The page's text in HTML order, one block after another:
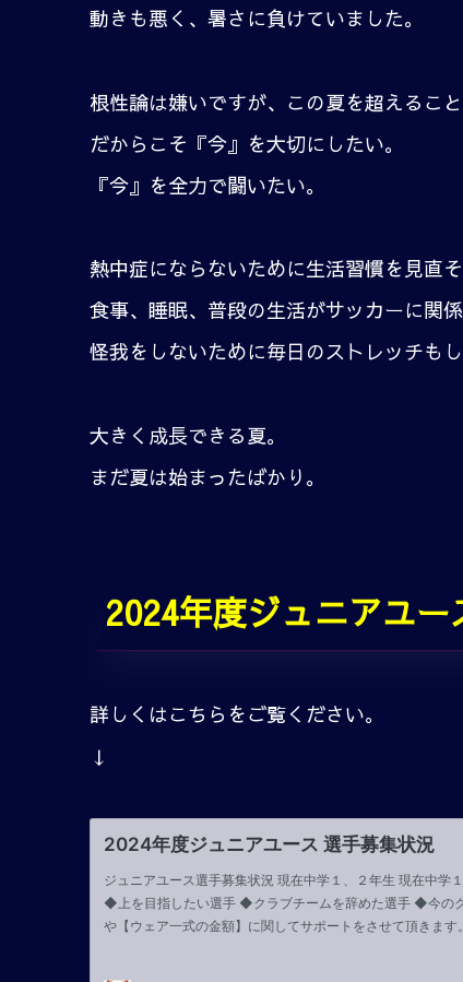
動きも悪く、暑さに負けていました。
根性論は嫌いですが、この夏を超えるこ
だからこそ『今』を大切にしたい。
『今』を全力で闘いたい。
熱中症にならないために生活習慣を見直そ
食事、睡眠、普段の生活がサッカーに関係
怪我をしないために毎日のストレッチもし
大きく成長できる夏。
まだ夏は始まったばかり。
2024年度ジュニアユ
詳しくはこちらをご覧ください。
↓